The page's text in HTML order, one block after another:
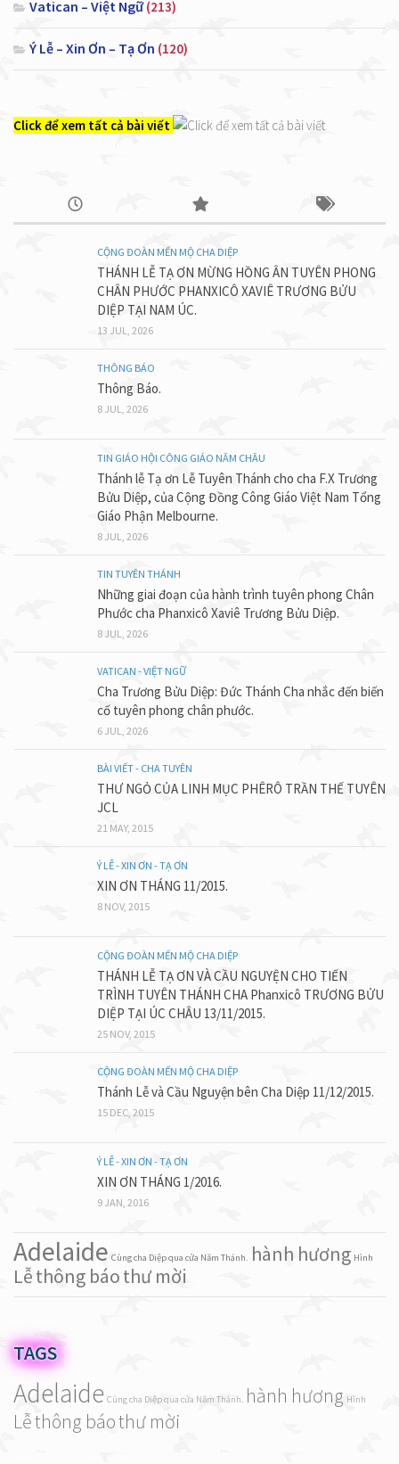
Vatican – Việt Ngữ(213)
Ý Lễ – Xin Ơn – Tạ Ơn (120)
Click để xem tất cả bài viết
CỘNG ĐOÀN MẾN MỘ CHA DIỆP
THÁNH LỄ TẠ ƠN MỪNG HỒNG ÂN TUYÊN PHONG
CHÂN PHƯỚC PHANXICÔ XAVIÊ TRƯƠNG BỬU
DIỆP TẠI NAM ÚC.
13 JUL, 2026
THÔNG BÁO
Thông Báo.
8 JUL, 2026
TIN GIÁO HỘI CÔNG GIÁO NĂM CHÂU
Thánh lễ Tạ ơn Lễ Tuyên Thánh cho cha F.X Trương
Bửu Diệp, của Cộng Đồng Công Giáo Việt Nam Tổng
Giáo Phận Melbourne.
8 JUL, 2026
TIN TUYÊN THÁNH
Những giai đoạn của hành trình tuyên phong Chân
Phước cha Phanxicô Xaviê Trương Bửu Diệp.
8 JUL, 2026
VATICAN - VIỆT NGỮ
Cha Trương Bửu Diệp: Đức Thánh Cha nhắc đến biến
cố tuyên phong chân phước.
6 JUL, 2026
BÀI VIẾT - CHA TUYÊN
THƯ NGỎ CỦA LINH MỤC PHÊRÔ TRẦN THẾ TUYÊN
JCL
21 MAY, 2015
Ý LỄ - XIN ƠN - TẠ ƠN
XIN ƠN THÁNG 11/2015.
8 NOV, 2015
CỘNG ĐOÀN MẾN MỘ CHA DIỆP
THÁNH LỄ TẠ ƠN VÀ CẦU NGUYỆN CHO TIẾN
TRÌNH TUYÊN THÁNH CHA Phanxicô TRƯƠNG BỬU
DIỆP TẠI ÚC CHÂU 13/11/2015.
25 NOV, 2015
CỘNG ĐOÀN MẾN MỘ CHA DIỆP
Thánh Lễ và Cầu Nguyện bên Cha Diệp 11/12/2015.
15 DEC, 2015
Ý LỄ - XIN ƠN - TẠ ƠN
XIN ƠN THÁNG 1/2016.
9 JAN, 2016
Adelaide Cùng cha Diệp qua cửa Năm Thánh. hành hương Hình
Lễthông báothư mời
TAGS
Adelaide Cùng cha Diệp qua cửa Năm Thánh. hành hương Hình
Lễthông báothư mời